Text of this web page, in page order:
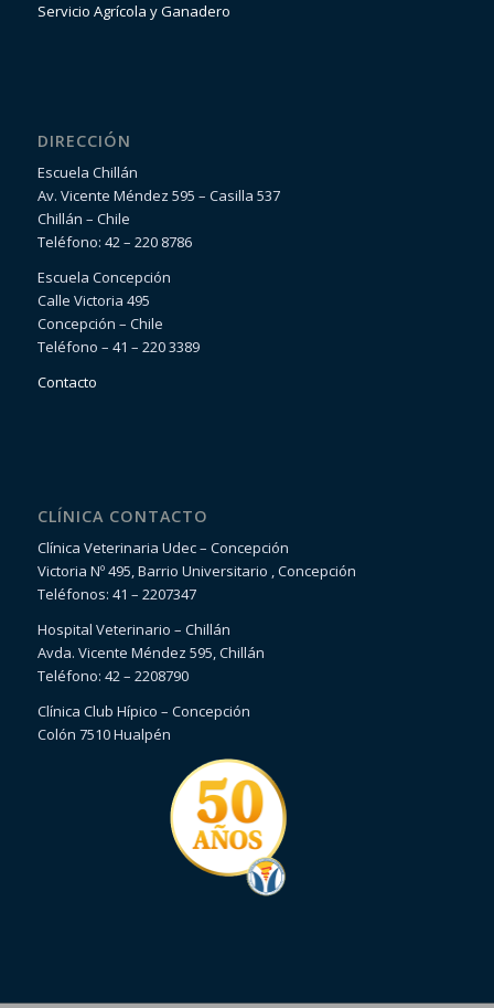
Servicio Agrícola y Ganadero
DIRECCIÓN
Escuela Chillán
Av. Vicente Méndez 595 – Casilla 537
Chillán – Chile
Teléfono: 42 – 220 8786
Escuela Concepción
Calle Victoria 495
Concepción – Chile
Teléfono – 41 – 220 3389
Contacto
CLÍNICA CONTACTO
Clínica Veterinaria Udec – Concepción
Victoria Nº 495, Barrio Universitario , Concepción
Teléfonos: 41 – 2207347
Hospital Veterinario – Chillán
Avda. Vicente Méndez 595, Chillán
Teléfono: 42 – 2208790
Clínica Club Hípico – Concepción
Colón 7510 Hualpén